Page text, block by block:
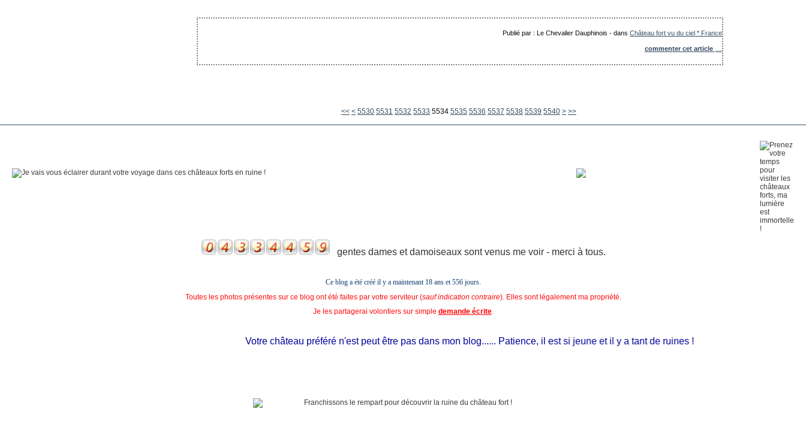
Publié par : Le Chevalier Dauphinois -dans Château fort vu du ciel * France
commenter cet article
<< < 5500
5510
5520
5530 5531 5532 5533 5534 5535 5536 5537 5538 5539 5540 5550
5560
5570
5580
5590
5600
> >>
gentes dames et damoiseaux sont venus me voir - merci à tous.
Ce blog a été créé il y a maintenant 18 ans et556 jours.
Toutes les photos présentes sur ce blog ont été faites par votre serviteur (sauf indication contraire). Elles sont légalement ma propriété.
Je les partagerai volontiers sur simple demande écrite.
Votre château préféré n'est peut être pas dans mon blog...... Patience, il est si jeune et il y a tant de ruines !